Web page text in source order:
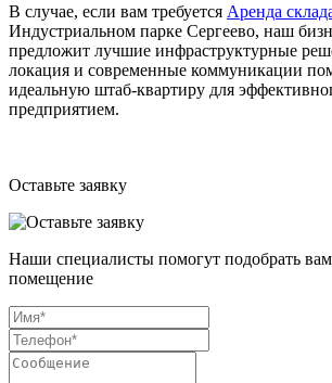
В случае, если вам требуется Аренда
Индустриальном парке Сергеево, наш
предложит лучшие инфраструктурные
локация и современные коммуникации
идеальную штаб-квартиру для
предприятием.
Оставьте заявку
Наши специалисты помогут подобрать
помещение